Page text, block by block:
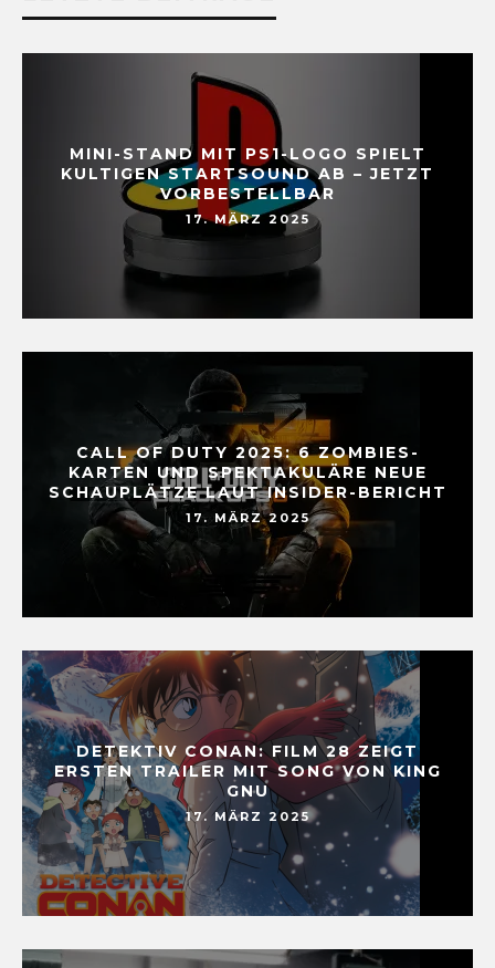
MINI-STAND MIT PS1-LOGO SPIELT
KULTIGEN STARTSOUND AB – JETZT
VORBESTELLBAR
17. MÄRZ 2025
CALL OF DUTY 2025: 6 ZOMBIES-
KARTEN UND SPEKTAKULÄRE NEUE
SCHAUPLÄTZE LAUT INSIDER-BERICHT
17. MÄRZ 2025
DETEKTIV CONAN: FILM 28 ZEIGT
ERSTEN TRAILER MIT SONG VON KING
GNU
17. MÄRZ 2025